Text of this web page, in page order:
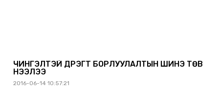
ЧИНГЭЛТЭЙ ДҮҮРЭГТ БОРЛУУЛАЛТЫН ШИНЭ ТӨВ
НЭЭЛЭЭ
2016-06-14 10:57:21